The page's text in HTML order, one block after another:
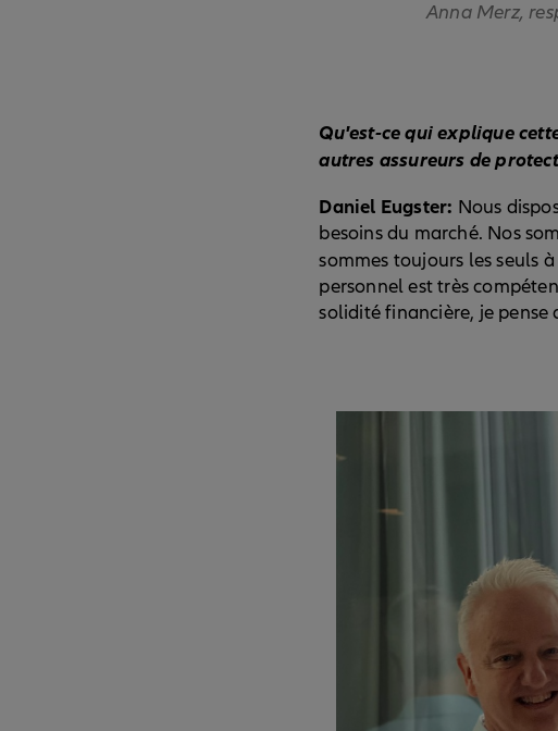
Anna Merz,
Qu'est-ce qui explique
autres assureurs de
Daniel Eugster: Nous
besoins du marché. Nos
sommes toujours les seuls
personnel est très
solidité financière, je pense